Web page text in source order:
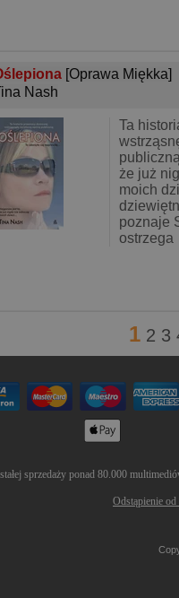
[Oprawa Miękka]
Nash
Ta
że już
moich
poznaje
ostrzega
1 2 3
sprzedaży ponad 80.000
Odstąpienie